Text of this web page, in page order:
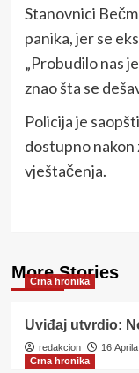
Stanovnici
panika, jer se
„Probudilo nas
znao šta se
Policija je
dostupno
vještačenja.
More Stories
Crna hronika
Uviđaj utvrdio:
redakcion
16
Crna hronika